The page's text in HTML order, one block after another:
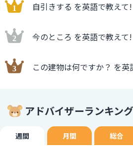
自引きする を英語で教えて!
今のところ を英語で教えて!
この建物は何ですか？ を英
アドバイザーランキング
週間 月間 総合